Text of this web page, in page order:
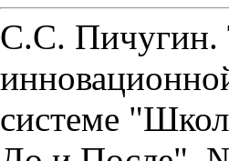
С.С. Пичугин.
системе